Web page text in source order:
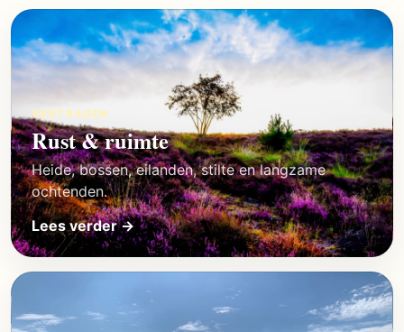
VERTRAGEN
Rust & ruimte
Heide, bossen, eilanden, stilte en langzame
ochtenden.
Lees verder →